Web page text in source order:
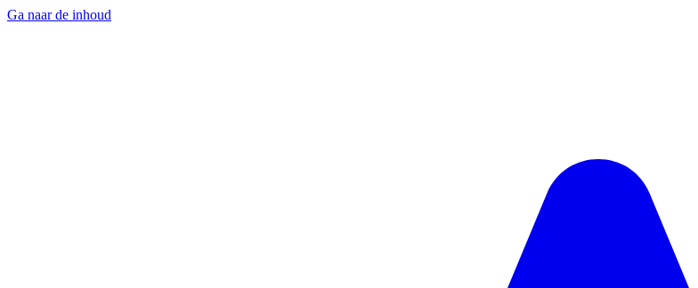
Ga naar de inhoud